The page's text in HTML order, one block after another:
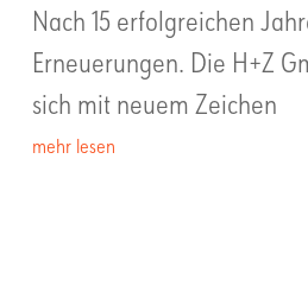
Nach 15 erfolgreichen
Erneuerungen. Die H+Z
sich mit neuem Zeichen
mehr lesen